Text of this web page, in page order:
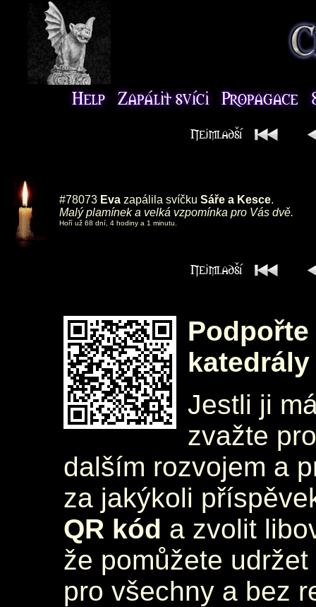
#78073 Eva zapálila svíčku Sáře a Kesce.
Malý plamínek a velká vzpomínka pro Vás dvě.
Hoří už 68 dní, 4 hodiny a 1 minutu.
katedrály
Jestli ji
zvažte
dalším rozvojem a
za jakýkoli
QR kód a zvolit
že pomůžete
pro všechny a bez